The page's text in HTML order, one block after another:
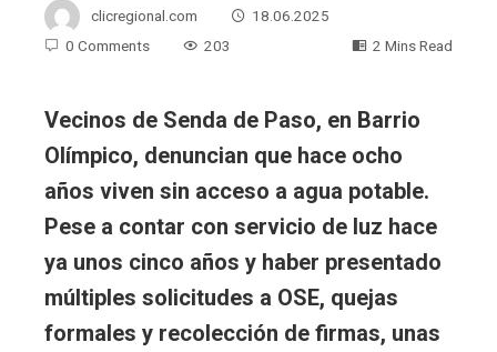
clicregional.com
18.06.2025
0 Comments
203 2 Mins Read
Vecinos de Senda de Paso, en Barrio
Olímpico, denuncian que hace ocho
años viven sin acceso a agua potable.
Pese a contar con servicio de luz hace
ya unos cinco años y haber presentado
múltiples solicitudes a OSE, quejas
formales y recolección de firmas, unas